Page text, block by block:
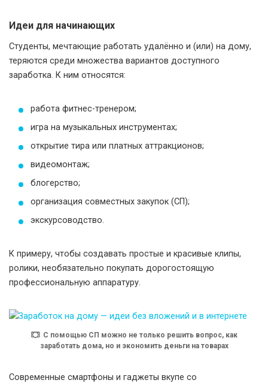
Идеи для начинающих
Студенты, мечтающие работать удалённо и (или) на дому,
теряются среди множества вариантов доступного
заработка. К ним относятся:
работа фитнес-тренером;
игра на музыкальных инструментах;
открытие тира или платных аттракционов;
видеомонтаж;
блогерство;
организация совместных закупок (СП);
экскурсоводство.
К примеру, чтобы создавать простые и красивые клипы,
ролики, необязательно покупать дорогостоящую
профессиональную аппаратуру.
С помощью СП можно не только решить вопрос, как
заработать дома, но и экономить деньги на товарах
Современные смартфоны и гаджеты вкупе со